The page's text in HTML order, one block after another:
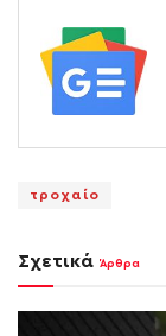
τροχαίο
Σχετικά Άρθρα